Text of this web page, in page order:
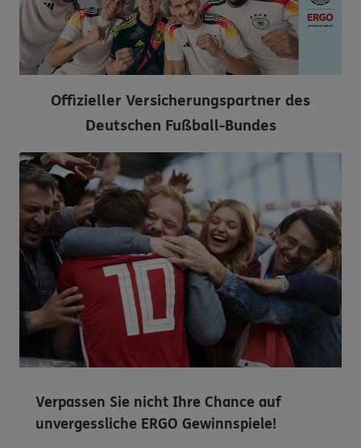
Offizieller Versicherungspartner des
Deutschen Fußball-Bundes
Verpassen Sie nicht Ihre Chance auf
unvergessliche ERGO Gewinnspiele!